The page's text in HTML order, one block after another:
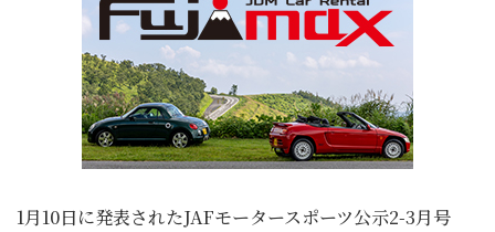
1月10日に発表されたJAFモータースポーツ公示2-3月号